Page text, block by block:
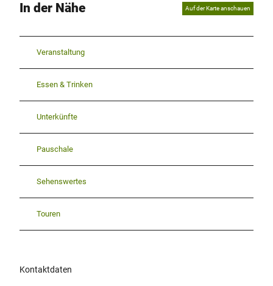
In der Nähe Auf der Karte anschauen
Veranstaltung
Essen & Trinken
Unterkünfte
Pauschale
Sehenswertes
Touren
Kontaktdaten